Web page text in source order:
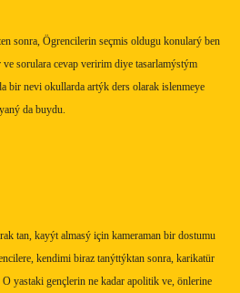
sonra, Ögrencilerin seçmis oldugu konularý ben
sorulara cevap veririm diye tasarlamýstým
bir nevi okullarda artýk ders olarak islenmeye
da buydu.
tan, kayýt almasý için kameraman bir dostumu
kendimi biraz tanýttýktan sonra, karikatür
yastaki gençlerin ne kadar apolitik ve, önlerine